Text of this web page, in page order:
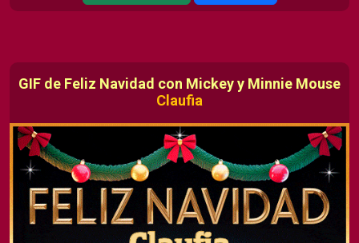
GIF de Feliz Navidad con Mickey y Minnie Mouse
Claufia